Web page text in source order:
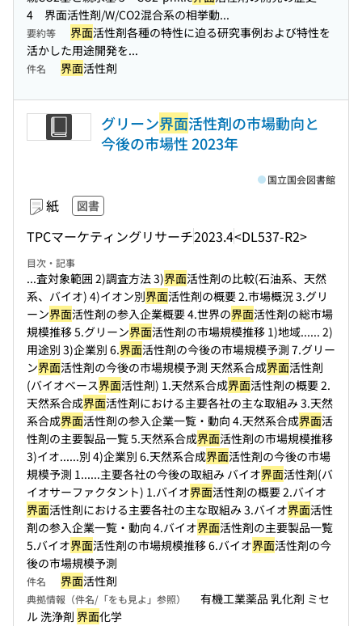
4 界面活性剤/W/CO2混合系の相挙動...
要約等 界面活性剤各種の特性に迫る研究事例および特性を
活かした用途開発を...
件名 界面活性剤
グリーン界面活性剤の市場動向と
今後の市場性 2023年
紙 図書
TPCマーケティングリサーチ2023.4<DL537-R2>
国立国会図書館
目次・記事
...査対象範囲 2)調査方法 3)界面活性剤の比較(石油系、天然
系、バイオ) 4)イオン別界面活性剤の概要 2.市場概況 3.グリ
ーン界面活性剤の参入企業概要 4.世界の界面活性剤の総市場
規模推移 5.グリーン界面活性剤の市場規模推移 1)地域...... 2)
用途別 3)企業別 6.界面活性剤の今後の市場規模予測 7.グリー
ン界面活性剤の今後の市場規模予測 天然系合成界面活性剤
(バイオベース界面活性剤) 1.天然系合成界面活性剤の概要 2.
天然系合成界面活性剤における主要各社の主な取組み 3.天然
系合成界面活性剤の参入企業一覧・動向 4.天然系合成界面活
性剤の主要製品一覧 5.天然系合成界面活性剤の市場規模推移
3)イオ......別 4)企業別 6.天然系合成界面活性剤の今後の市場
規模予測 1......主要各社の今後の取組み バイオ界面活性剤(バ
イオサーファクタント) 1.バイオ界面活性剤の概要 2.バイオ
界面活性剤における主要各社の主な取組み 3.バイオ界面活性
剤の参入企業一覧・動向 4.バイオ界面活性剤の主要製品一覧
5.バイオ界面活性剤の市場規模推移 6.バイオ界面活性剤の今
後の市場規模予測
件名 界面活性剤
典拠情報（件名/「をも見よ」参照）
有機工業薬品 乳化剤 ミセ
ル 洗浄剤 界面化学